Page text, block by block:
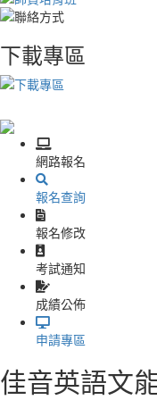
下載專區
網路報名
報名查詢
報名修改
考試通知
成績公佈
申請專區
佳音英語文